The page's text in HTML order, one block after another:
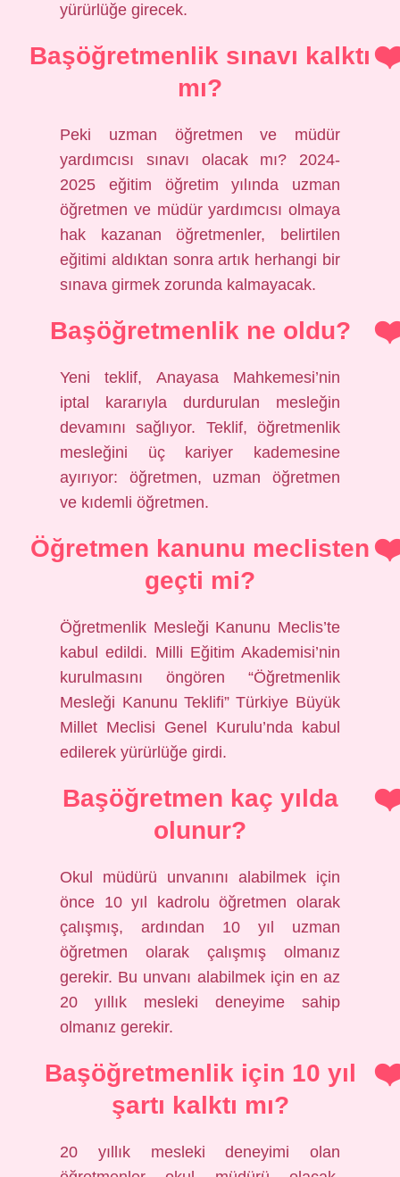
yürürlüğe girecek.
Başöğretmenlik sınavı kalktı
mı?
Peki uzman öğretmen ve müdür
yardımcısı sınavı olacak mı? 2024-
2025 eğitim öğretim yılında uzman
öğretmen ve müdür yardımcısı olmaya
hak kazanan öğretmenler, belirtilen
eğitimi aldıktan sonra artık herhangi bir
sınava girmek zorunda kalmayacak.
Başöğretmenlik ne oldu?
Yeni teklif, Anayasa Mahkemesi’nin
iptal kararıyla durdurulan mesleğin
devamını sağlıyor. Teklif, öğretmenlik
mesleğini üç kariyer kademesine
ayırıyor: öğretmen, uzman öğretmen
ve kıdemli öğretmen.
Öğretmen kanunu meclisten
geçti mi?
Öğretmenlik Mesleği Kanunu Meclis’te
kabul edildi. Milli Eğitim Akademisi’nin
kurulmasını öngören “Öğretmenlik
Mesleği Kanunu Teklifi” Türkiye Büyük
Millet Meclisi Genel Kurulu’nda kabul
edilerek yürürlüğe girdi.
Başöğretmen kaç yılda
olunur?
Okul müdürü unvanını alabilmek için
önce 10 yıl kadrolu öğretmen olarak
çalışmış, ardından 10 yıl uzman
öğretmen olarak çalışmış olmanız
gerekir. Bu unvanı alabilmek için en az
20 yıllık mesleki deneyime sahip
olmanız gerekir.
Başöğretmenlik için 10 yıl
şartı kalktı mı?
20 yıllık mesleki deneyimi olan